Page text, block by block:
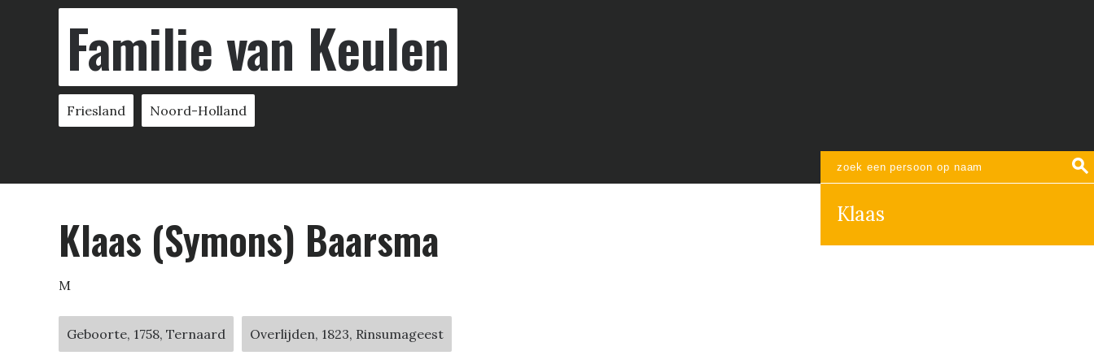
Familie van Keulen
Friesland Noord-Holland
Klaas
Klaas (Symons) Baarsma
M
Geboorte, 1758, Ternaard Overlijden, 1823, Rinsumageest